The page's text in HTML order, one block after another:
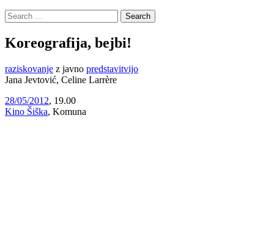
Search
for:
Koreografija, bejbi!
raziskovanje z javno predstavitvijo
Jana Jevtović, Celine Larrère
28/05/2012, 19.00
Kino Šiška, Komuna